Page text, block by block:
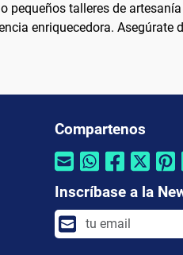
pequeños talleres de
enriquecedora. Asegúrate
Compartenos
Inscríbase a la